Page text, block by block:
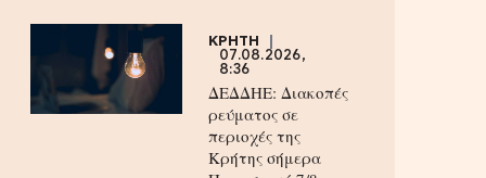
ΚΡΗΤΗ
07.08.2026,
8:36
ΔΕΔΔΗΕ: Διακοπές
ρεύματος σε
περιοχές της
Κρήτης σήμερα